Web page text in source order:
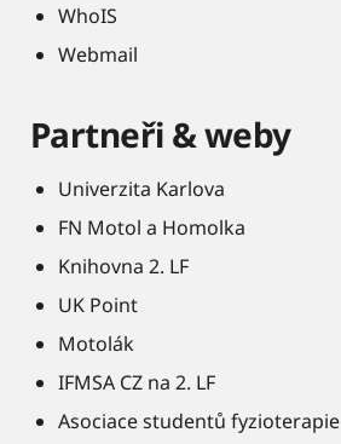
WhoIS
Webmail
Partneři & weby
Univerzita Karlova
FN Motol a Homolka
Knihovna 2. LF
UK Point
Motolák
IFMSA CZ na 2. LF
Asociace studentů fyzioterapie